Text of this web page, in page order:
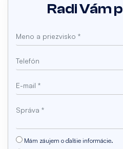
Radi Vám
Mám záujem o ďalšie informácie.